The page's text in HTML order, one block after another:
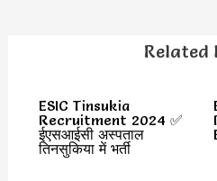
Related
ESIC Tinsukia
Recruitment 2024 ✅
ईएसआईसी अस्पताल
तिनसुकिया में भर्ती